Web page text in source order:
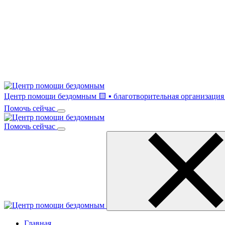
Центр помощи бездомным 🟨 ▪ благотворительная
Помочь сейчас
Помочь сейчас
Главная